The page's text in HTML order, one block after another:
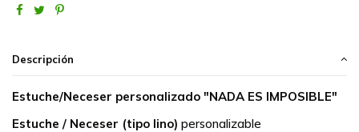
Descripción
Estuche/Neceser personalizado "NADA ES IMPOSIBLE"
Estuche / Neceser (tipo lino) personalizable